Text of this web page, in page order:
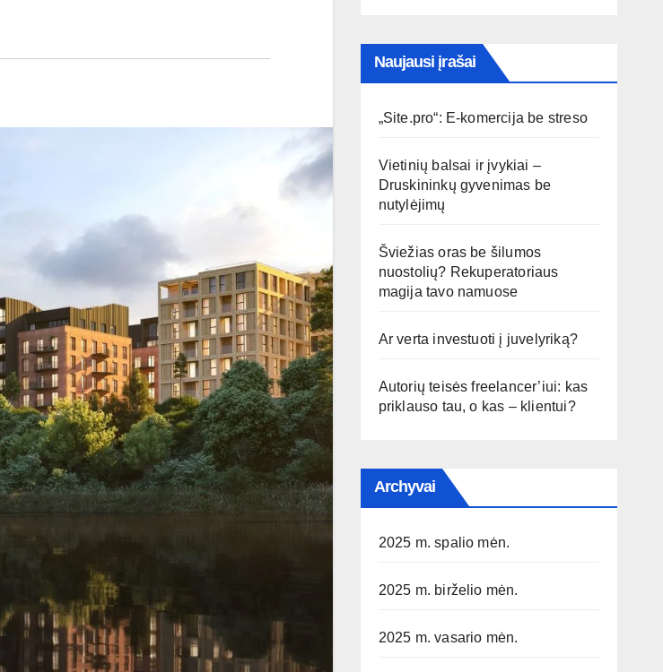
Naujausi įrašai
„Site.pro“: E-komercija be streso
Vietinių balsai ir įvykiai –
Druskininkų gyvenimas be
nutylėjimų
Šviežias oras be šilumos
nuostolių? Rekuperatoriaus
magija tavo namuose
Ar verta investuoti į juvelyriką?
Autorių teisės freelancer’iui: kas
priklauso tau, o kas – klientui?
Archyvai
2025 m. spalio mėn.
2025 m. birželio mėn.
2025 m. vasario mėn.